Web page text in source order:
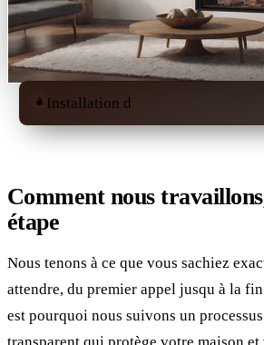
Installation d
Comment nous
étape
Nous tenons à ce que vous sachiez
attendre, du premier appel jusqu à la
est pourquoi nous suivons un
transparent qui protège votre maison